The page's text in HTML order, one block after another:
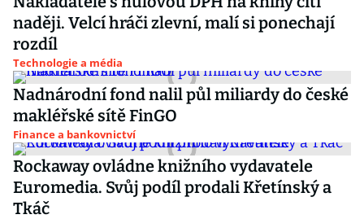
naději. Velcí hráči zlevní, malí si ponechají
rozdíl
Technologie a média
Nadnárodní fond nalil půl miliardy do české
makléřské sítě FinGO
Finance a bankovnictví
Rockaway ovládne knižního vydavatele
Euromedia. Svůj podíl prodali Křetínský a
Tkáč